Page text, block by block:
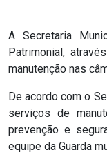
RN
A Secretaria
Patrimonial,
manutenção nas
De acordo com o
serviços de
prevenção e
equipe da Guarda